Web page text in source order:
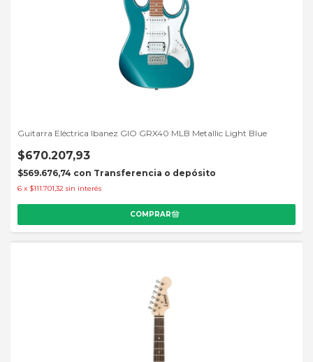
Guitarra Eléctrica Ibanez GIO GRX40 MLB Metallic Light Blue
$670.207,93
$569.676,74 con Transferencia o depósito
6 x $111.701,32 sin interés